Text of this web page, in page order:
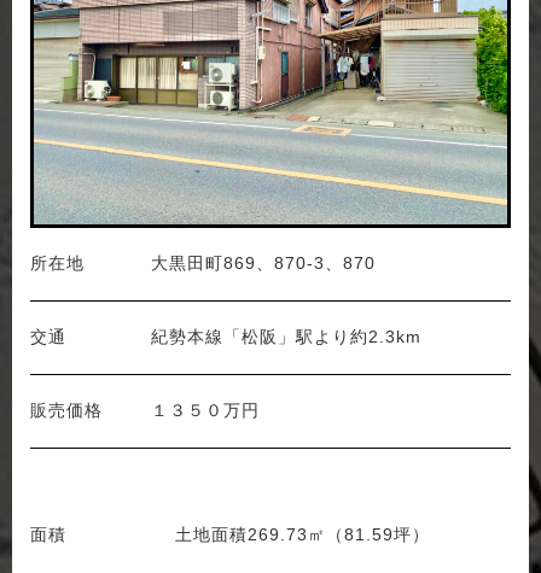
所在地 大黒田町869、870-3、870
交通 紀勢本線「松阪」駅より約2.3km
販売価格 １３５０万円
面積 土地面積269.73㎡（81.59坪）